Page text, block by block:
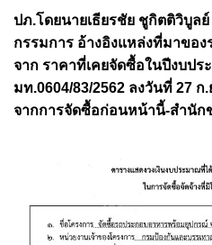
ปภ.โดยนายเธียรชัย ชูกิตติวิบูล
กรรมการ อ้างอิงแหล่งที่มาของ
จาก ราคาที่เคยจัดซื้อในปีงบป
มท.0604/83/2562 ลงวันที่ 27 ก
จากการจัดซื้อก่อนหน้านี้-สำนัก